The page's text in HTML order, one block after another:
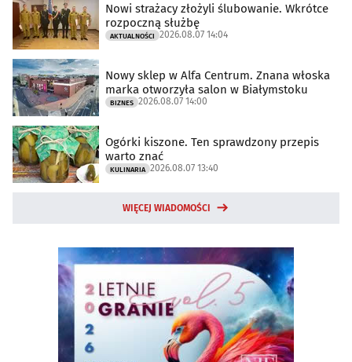
Nowi strażacy złożyli ślubowanie. Wkrótce
rozpoczną służbę
AKTUALNOŚCI 2026.08.07 14:04
Nowy sklep w Alfa Centrum. Znana włoska
marka otworzyła salon w Białymstoku
BIZNES 2026.08.07 14:00
Ogórki kiszone. Ten sprawdzony przepis
warto znać
KULINARIA 2026.08.07 13:40
WIĘCEJ WIADOMOŚCI